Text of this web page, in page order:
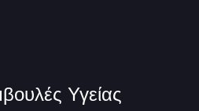
Υγείας